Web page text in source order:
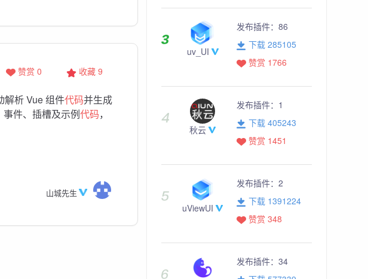
收藏 9
赞赏 0
解析 Vue 组件代码并生成
件、插槽及示例代码，
山城先生
uv_UI
发布插件： 86
下载 285105
赞赏 1766
秋云
发布插件： 1
下载 405243
赞赏 1451
uViewUI
发布插件： 2
下载 1391224
赞赏 348
发布插件： 34